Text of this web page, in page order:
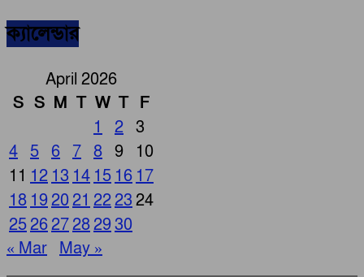
ক্যালেন্ডার
April 2026
S S M T W T F
1
2 3
4 5 6 7 8 9
10
11 12 13 14 15 16 17
18 192021 222324
252627282930
« Mar
May »